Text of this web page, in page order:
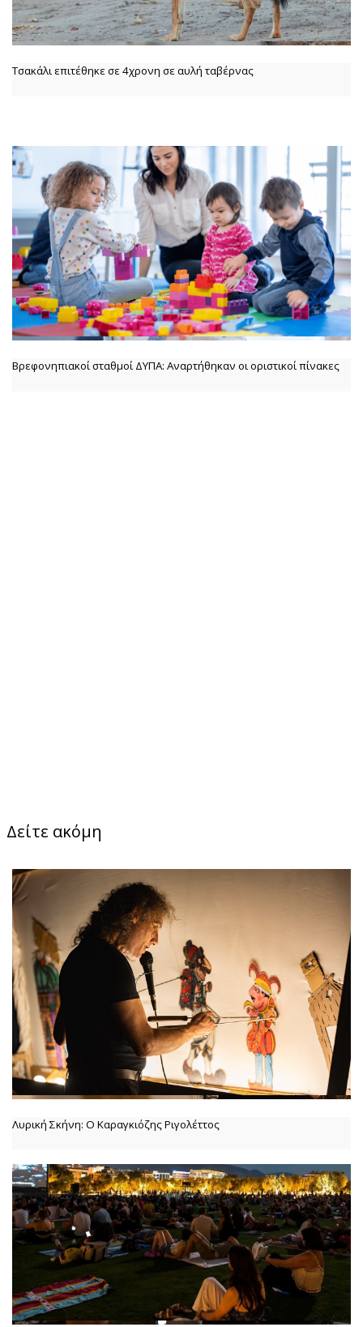
Τσακάλι επιτέθηκε σε 4χρονη σε αυλή ταβέρνας
Βρεφονηπιακοί σταθμοί ΔΥΠΑ: Αναρτήθηκαν οι οριστικοί πίνακες
Δείτε ακόμη
Λυρική Σκήνη: Ο Καραγκιόζης Ριγολέττος